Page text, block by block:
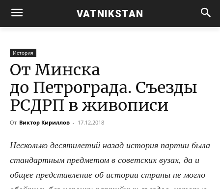
VATNIKSTAN
История
От Минска
до Петрограда. Съезды
РСДРП в живописи
От Виктор Кириллов - 17.12.2018
Несколь­ко деся­ти­ле­тий назад исто­рия пар­тии была
стан­дарт­ным пред­ме­том в совет­ских вузах, да и
общее пред­став­ле­ние об исто­рии стра­ны не мог­ло